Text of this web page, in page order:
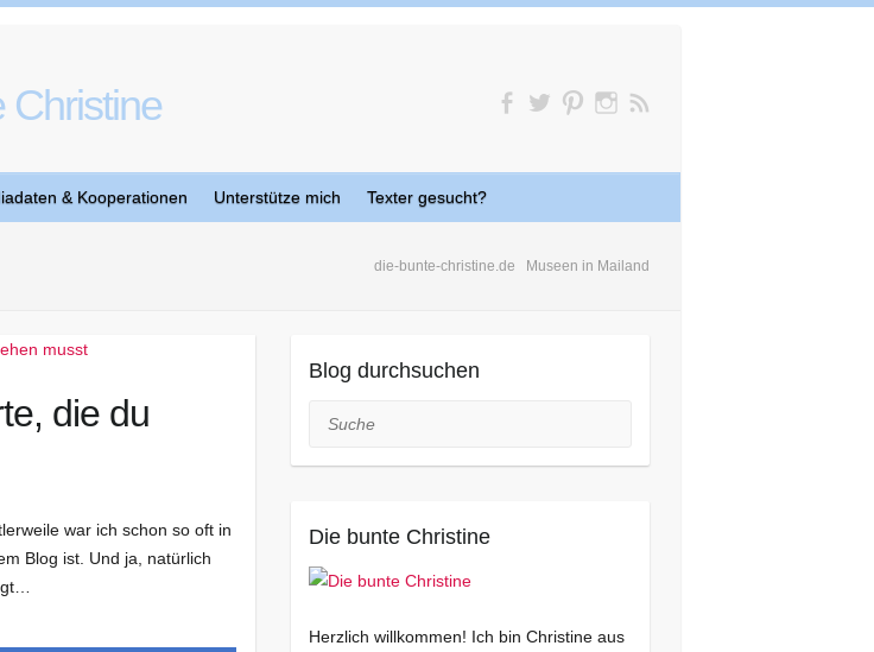
& Kooperationen Unterstütze mich Texter gesucht?
die-bunte-christine.de Museen in Mailand
die du
war ich schon so oft in
Blog ist. Und ja, natürlich
Blog durchsuchen
Suche
Die bunte Christine
Herzlich willkommen! Ich bin Christine aus